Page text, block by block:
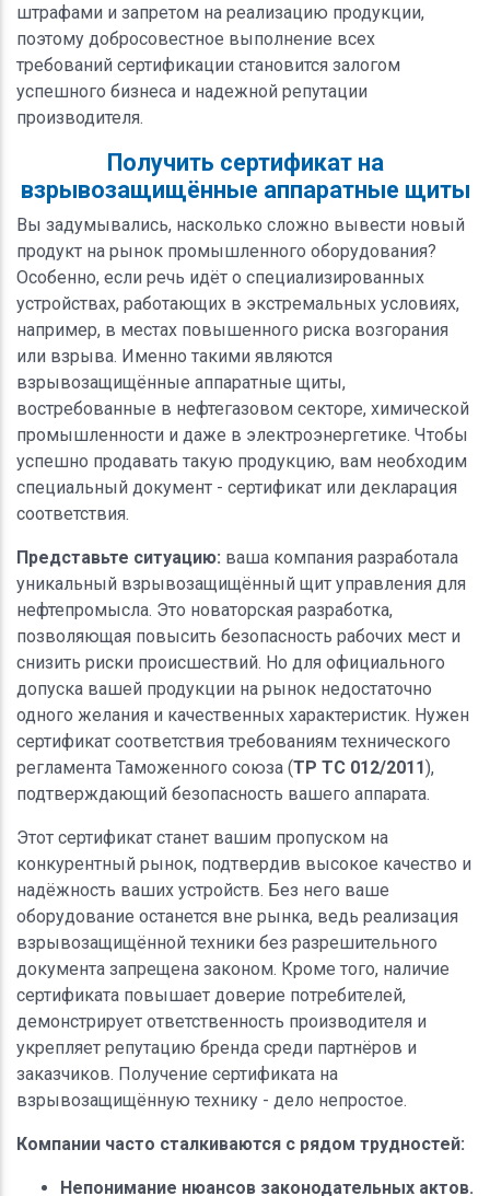
штрафами и запретом на реализацию продукции,
поэтому добросовестное выполнение всех
требований сертификации становится залогом
успешного бизнеса и надежной репутации
производителя.
Получить сертификат на
взрывозащищённые аппаратные щиты
Вы задумывались, насколько сложно вывести новый
продукт на рынок промышленного оборудования?
Особенно, если речь идёт о специализированных
устройствах, работающих в экстремальных условиях,
например, в местах повышенного риска возгорания
или взрыва. Именно такими являются
взрывозащищённые аппаратные щиты,
востребованные в нефтегазовом секторе, химической
промышленности и даже в электроэнергетике. Чтобы
успешно продавать такую продукцию, вам необходим
специальный документ - сертификат или декларация
соответствия.
Представьте ситуацию: ваша компания разработала
уникальный взрывозащищённый щит управления для
нефтепромысла. Это новаторская разработка,
позволяющая повысить безопасность рабочих мест и
снизить риски происшествий. Но для официального
допуска вашей продукции на рынок недостаточно
одного желания и качественных характеристик. Нужен
сертификат соответствия требованиям технического
регламента Таможенного союза (ТР ТС 012/2011),
подтверждающий безопасность вашего аппарата.
Этот сертификат станет вашим пропуском на
конкурентный рынок, подтвердив высокое качество и
надёжность ваших устройств. Без него ваше
оборудование останется вне рынка, ведь реализация
взрывозащищённой техники без разрешительного
документа запрещена законом. Кроме того, наличие
сертификата повышает доверие потребителей,
демонстрирует ответственность производителя и
укрепляет репутацию бренда среди партнёров и
заказчиков. Получение сертификата на
взрывозащищённую технику - дело непростое.
Компании часто сталкиваются с рядом трудностей:
Непонимание нюансов законодательных актов.